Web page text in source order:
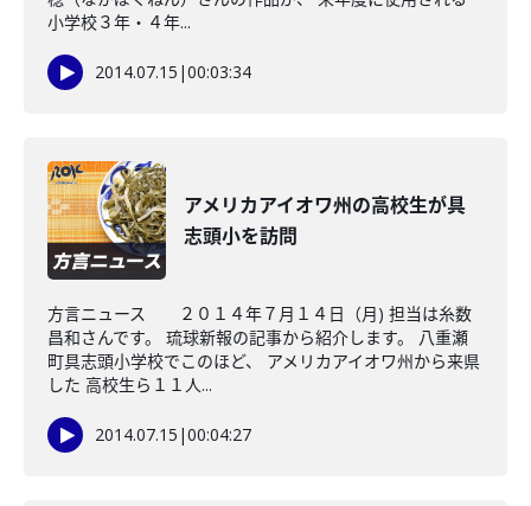
小学校３年・４年...
2014.07.15 |00:03:34
アメリカアイオワ州の高校生が具
志頭小を訪問
方言ニュース ２０１４年７月１４日（月) 担当は糸数
昌和さんです。 琉球新報の記事から紹介します。 八重瀬
町具志頭小学校でこのほど、 アメリカアイオワ州から来県
した 高校生ら１１人...
2014.07.15 |00:04:27